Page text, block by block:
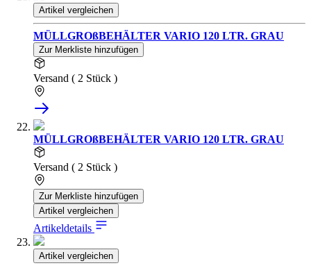
Artikel vergleichen
MÜLLGROßBEHÄLTER VARIO 120 LTR. GRAU
Zur Merkliste hinzufügen
Versand ( 2 Stück )
MÜLLGROßBEHÄLTER VARIO 120 LTR. GRAU
Versand ( 2 Stück )
Zur Merkliste hinzufügen
Artikel vergleichen
Artikeldetails
Artikel vergleichen